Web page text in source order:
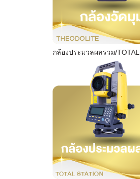
กล้องประมวลผลรวม/TOTAL